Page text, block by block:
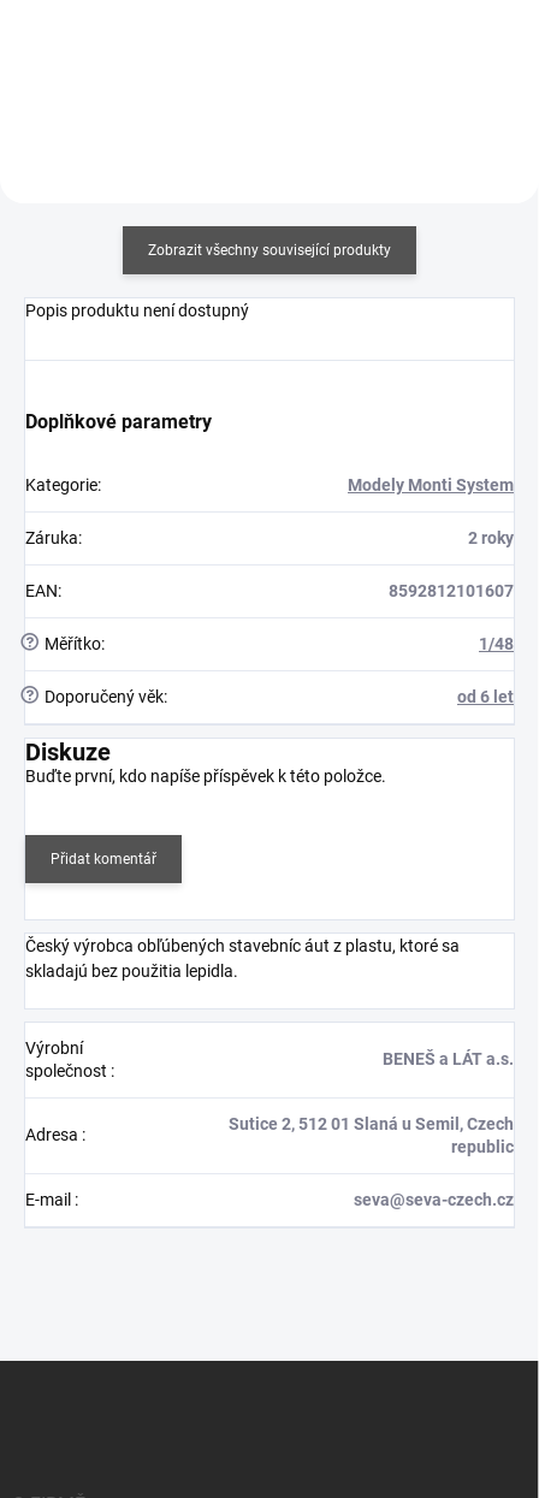
Zobrazit všechny související produkty
Popis produktu není dostupný
Doplňkové parametry
Kategorie: Modely Monti System
Záruka: 2 roky
EAN: 8592812101607
? Měřítko: 1/48
? Doporučený věk: od 6 let
Diskuze
Buďte první, kdo napíše příspěvek k této položce.
Přidat komentář
Český výrobca obľúbených stavebníc áut z plastu, ktoré sa
skladajú bez použitia lepidla.
Výrobní
společnost :
BENEŠ a LÁT a.s.
Adresa :
Sutice 2, 512 01 Slaná u Semil, Czech
republic
E-mail : seva@seva-czech.cz